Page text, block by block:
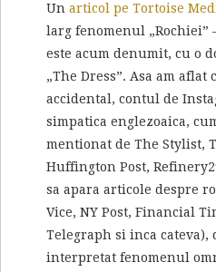
Un articol pe Tortoise
larg fenomenul „Rochiei”
este acum denumit, cu o
„The Dress”. Asa am aflat
accidental, contul de
simpatica englezoaica,
mentionat de The Stylist,
Huffington Post,
sa apara articole despre
Vice, NY Post, Financial
Telegraph si inca cateva),
interpretat fenomenul